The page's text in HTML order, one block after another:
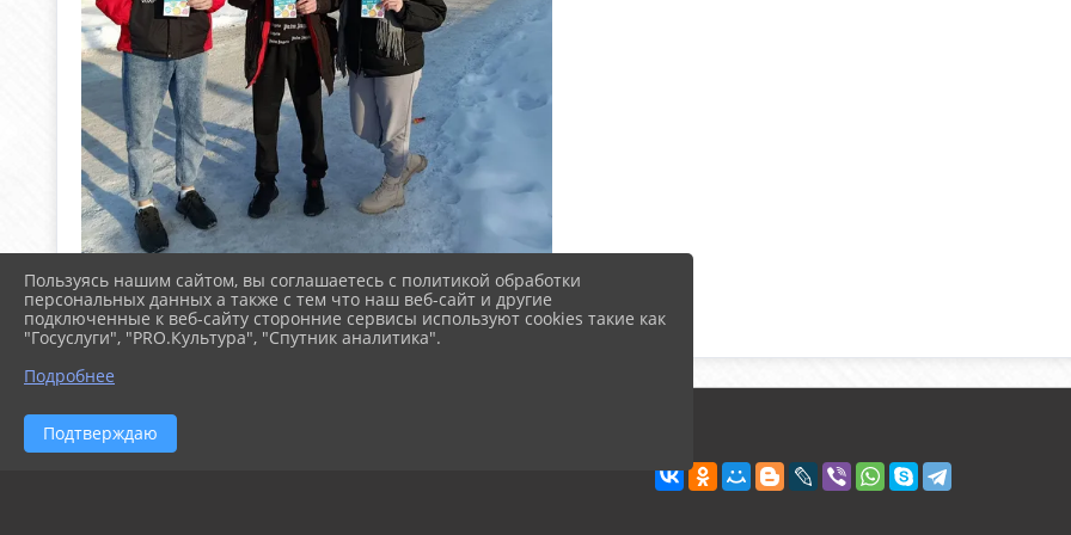
Пользуясь нашим сайтом, вы соглашаетесь с политикой обработки
персональных данных а также с тем что наш веб-сайт и другие
подключенные к веб-сайту сторонние сервисы используют cookies такие как
"Госуслуги", "PRO.Культура", "Спутник аналитика".
Подробнее
Подтверждаю